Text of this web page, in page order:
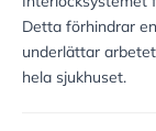
Detta förhindrar
underlättar
hela sjukhuset.